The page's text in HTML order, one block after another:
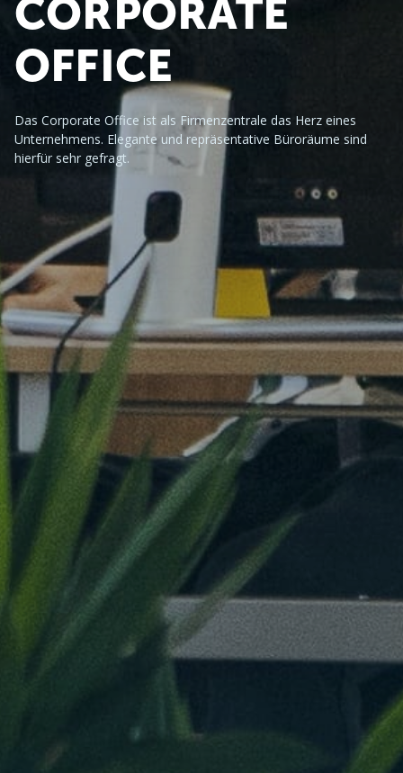
CORPORATE
OFFICE
Das Corporate Office ist als Firmenzentrale das Herz eines
Unternehmens. Elegante und repräsentative Büroräume sind
hierfür sehr gefragt.